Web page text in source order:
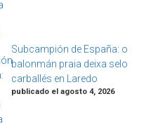
Subcampión de España: o
balonmán praia deixa selo
carballés en Laredo
publicado el agosto 4, 2026